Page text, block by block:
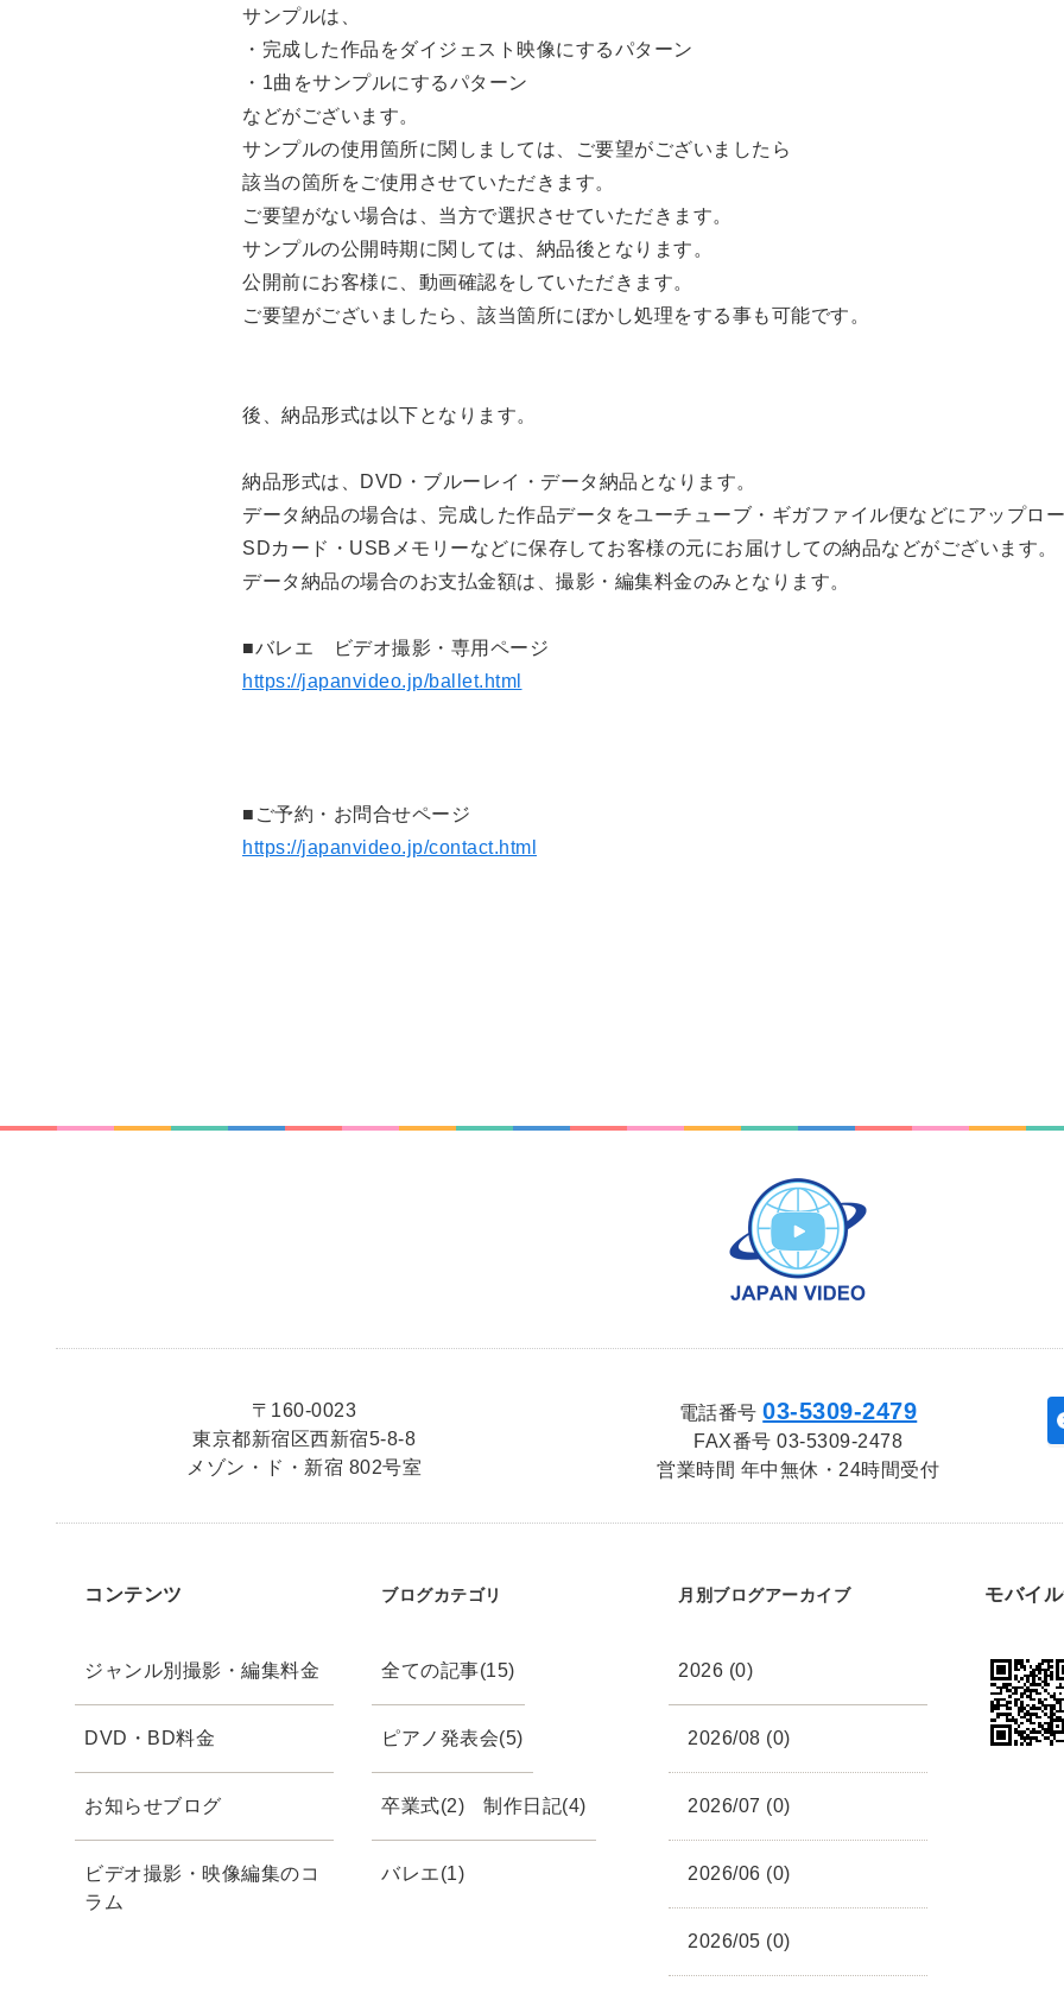
サンプルは、
・完成した作品をダイジェスト映像にするパターン
・1曲をサンプルにするパターン
などがございます。
サンプルの使用箇所に関しましては、ご要望がございましたら
該当の箇所をご使用させていただきます。
ご要望がない場合は、当方で選択させていただきます。
サンプルの公開時期に関しては、納品後となります。
公開前にお客様に、動画確認をしていただきます。
ご要望がございましたら、該当箇所にぼかし処理をする事も可能です。
後、納品形式は以下となります。
納品形式は、DVD・ブルーレイ・データ納品となります。
データ納品の場合は、完成した作品データをユーチューブ・ギガファイル便などにアップロ
SDカード・USBメモリーなどに保存してお客様の元にお届けしての納品などがございます。
データ納品の場合のお支払金額は、撮影・編集料金のみとなります。
■バレエ ビデオ撮影・専用ページ
https://japanvideo.jp/ballet.html
■ご予約・お問合せページ
https://japanvideo.jp/contact.html
〒160-0023
東京都新宿区西新宿5-8-8
メゾン・ド・新宿 802号室
電話番号03‑5309‑2479
FAX番号 03‑5309‑2478
営業時間 年中無休・24時間受付
コンテンツ
ジャンル別撮影・編集料金
DVD・BD料金
お知らせブログ
ビデオ撮影・映像編集のコ
ラム
ブログカテゴリ
全ての記事(15)
ピアノ発表会(5)
卒業式(2) 制作日記(4)
バレエ(1)
月別ブログアーカイブ
2026 (0)
2026/08 (0)
2026/07 (0)
2026/06 (0)
2026/05 (0)
モバイ